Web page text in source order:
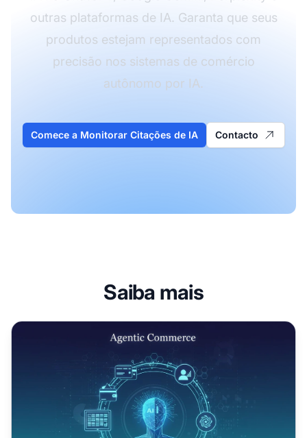
outras plataformas de IA. Garanta que seus
produtos estejam representados com
precisão nos sistemas de comércio
autônomo por IA.
Comece a Monitorar Citações de IA Contacto
Saiba mais
Comércio Agêntico